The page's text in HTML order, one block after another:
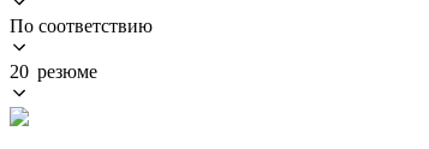
По соответствию
20 резюме